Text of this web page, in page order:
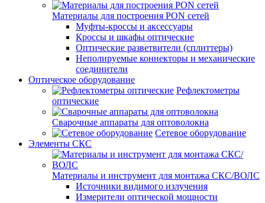
Материалы для построения PON сетей
Муфты-кроссы и аксессуары
Кроссы и шкафы оптические
Оптические разветвители (сплиттеры)
Неполируемые коннекторы и механические
соединители
Оптическое оборудование
Рефлектометры
оптические
Сварочные аппараты для оптоволокна
Сетевое оборудование
Элементы СКС
Материалы и инструмент для монтажа СКС/ВОЛС
Источники видимого излучения
Измерители оптической мощности